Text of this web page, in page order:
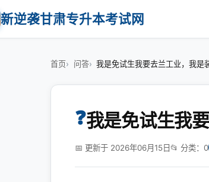
新逆袭甘肃专升本考试网
首页 问答 我是免试生我要去兰工业，我是
❓我是免试生我
📅 更新于 2026年06月15日📂 分类：0